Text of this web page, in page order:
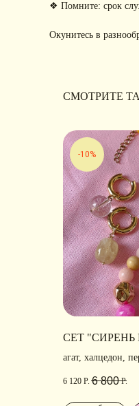
❖ Помните: срок
Окунитесь в
СМОТРИТЕ
-10%
СЕТ
агат, халцедон,
6 120 Р. 6 800 Р.